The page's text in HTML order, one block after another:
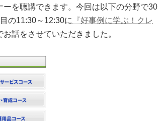
を聴講できます。今回は以下の分野で30
の11:30～12:30に
『好事例に学ぶ！クレ
話をさせていただきました。